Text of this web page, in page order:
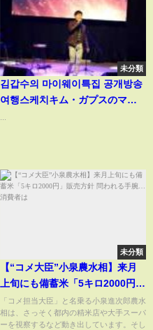
未分類
김갑수의 마이웨이특집 공개방송
여행스케치キム・ガプスのマイ
未分類
【“コメ大臣”小泉農水相】来月
上旬にも備蓄米「5キロ2000円」
販売方針 問われる手腕…消費者
は
「コメ担当大臣」と名乗る小泉進次郎農水
相は、さっそく都内の精米店や大手スーパ
ーを視察するなど動き出しています。そし